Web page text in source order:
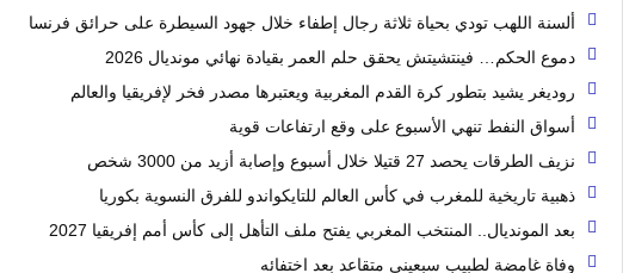
ألسنة اللهب تودي بحياة ثلاثة رجال إطفاء خلال جهود السيطرة على حرائق فرنسا
دموع الحكم… فينتشيتش يحقق حلم العمر بقيادة نهائي مونديال 2026
روديغر يشيد بتطور كرة القدم المغربية ويعتبرها مصدر فخر لإفريقيا والعالم
أسواق النفط تنهي الأسبوع على وقع ارتفاعات قوية
نزيف الطرقات يحصد 27 قتيلا خلال أسبوع وإصابة أزيد من 3000 شخص
ذهبية تاريخية للمغرب في كأس العالم للتايكواندو للفرق النسوية بكوريا
بعد المونديال.. المنتخب المغربي يفتح ملف التأهل إلى كأس أمم إفريقيا 2027
وفاة غامضة لطبيب سبعيني متقاعد بعد اختفائه